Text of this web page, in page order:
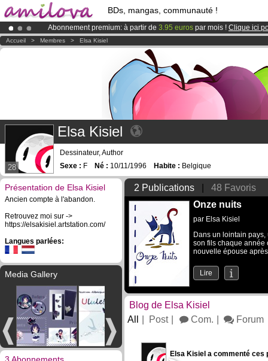
BDs, mangas, communauté !
Abonnement premium: à partir de 3.95 euros par mois ! Clique ici
Déjà 134393membreset 1208BDs & Mangas!
LeKickstarter Amilova est désormais lancé!.
Accueil > Membres > Elsa Kisiel
28
Elsa Kisiel
Dessinateur, Author
Sexe : F Né : 10/11/1996 Habite : Belgique
Présentation de Elsa Kisiel
Ancien compte à l'abandon.
Retrouvez moi sur ->
https://elsakisiel.artstation.com/
Langues parlées:
Media Gallery
2 Publications
48 Favoris
Onze nuits
par Elsa Kisiel
Dans un lointain
son fils chaque année
nouvelle épouse
Lire
Blog de Elsa Kisiel
All
Post Com. Forum
Elsa Kisiel a commenté ces